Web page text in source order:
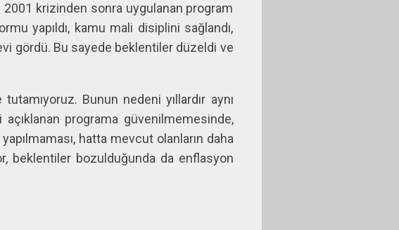
krizinden sonra uygulanan program
yapıldı, kamu mali disiplini sağlandı,
gördü. Bu sayede beklentiler düzeldi ve
Bunun nedeni yıllardır aynı
programa güvenilmemesinde,
hatta mevcut olanların daha
beklentiler bozulduğunda da enflasyon